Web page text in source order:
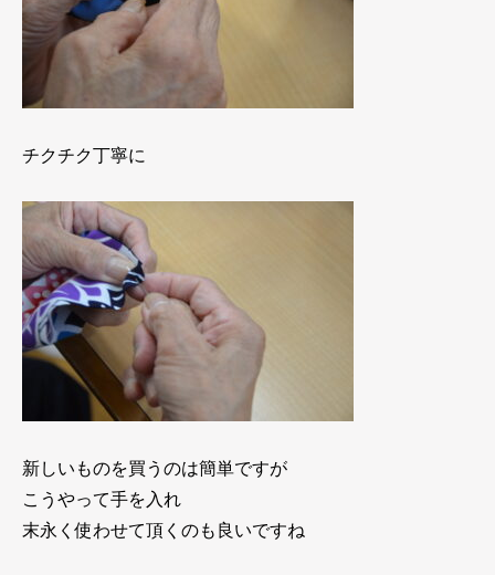
チクチク丁寧に
新しいものを買うのは簡単ですが
こうやって手を入れ
末永く使わせて頂くのも良いですね